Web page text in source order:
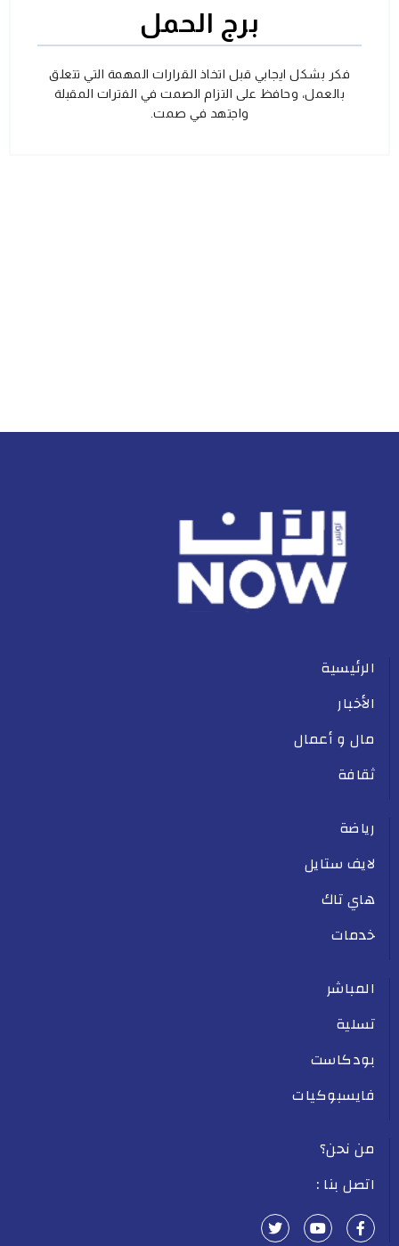
برج الحمل
فكر بشكل ايجابي قبل اتخاذ القرارات المهمة التي تتعلق
بالعمل، وحافظ على التزام الصمت في الفترات المقبلة
واجتهد في صمت.
الرئيسية
الأخبار
مال و أعمال
ثقافة
رياضة
لايف ستايل
هاي تاك
خدمات
المباشر
تسلية
بودكاست
فايسبوكيات
من نحن؟
اتصل بنا :